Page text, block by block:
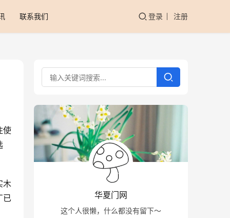
联系我们 登录 注册
使
木
已
华夏门网
这个人很懒，什么都没有留下～